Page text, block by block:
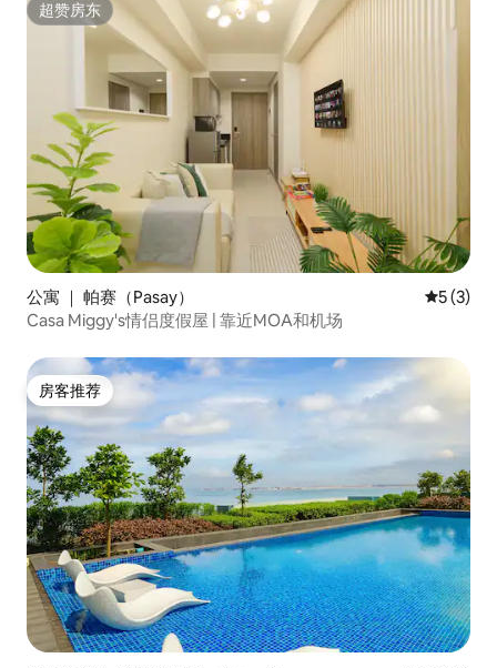
超赞房东
超赞房东
公寓 ｜ 帕赛（Pasay） 平均评分
5 (3)
Casa Miggy's情侣度假屋 | 靠近MOA和机场
房客推荐
房客推荐